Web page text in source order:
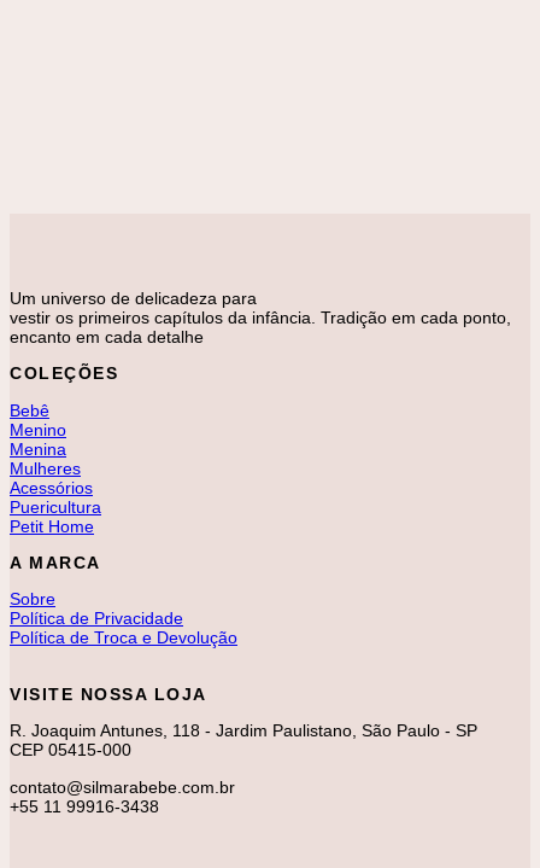
Um universo de delicadeza para
vestir os primeiros capítulos da infância. Tradição em cada ponto,
encanto em cada detalhe
COLEÇÕES
Bebê
Menino
Menina
Mulheres
Acessórios
Puericultura
Petit Home
A MARCA
Sobre
Política de Privacidade
Política de Troca e Devolução
VISITE NOSSA LOJA
R. Joaquim Antunes, 118 - Jardim Paulistano, São Paulo - SP
CEP 05415-000
contato@silmarabebe.com.br
+55 11 99916-3438